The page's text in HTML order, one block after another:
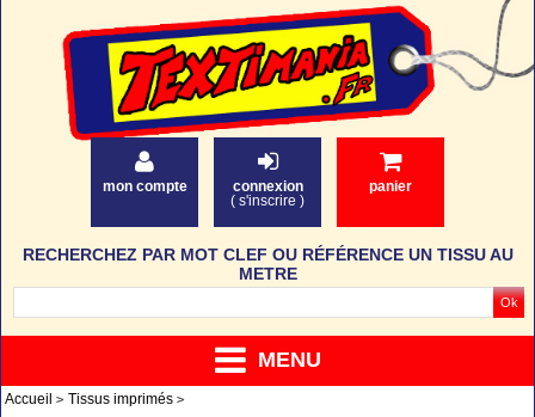
mon compte
connexion
( s'inscrire )
panier
MENU
RECHERCHEZ PAR MOT CLEF OU RÉFÉRENCE UN TISSU AU
METRE
Accueil Tissus imprimés